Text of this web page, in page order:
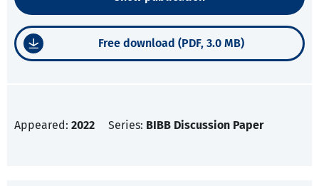
Free download (PDF, 3.0 MB)
Appeared: 2022 Series: BIBB Discussion Paper